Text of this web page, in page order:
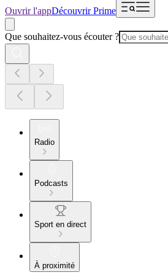
Ouvrir l'appDécouvrir Prime
Que souhaitez-vous écouter ?
Radio
Podcasts
Sport en direct
À proximité